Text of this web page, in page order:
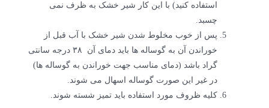
استفاده کنید) با این کار شیر خشک به ظرف نمی
چسبد.
پس از خوب مخلوط شدن شیر خشک با آب قبل از
خوراندن آن به گوساله ها باید دمای آن ۳۸ درجه سانتی
گراد باشد (دمای مناسب جهت خوراندن به گوساله ها)
در غیر این صورت گوساله اسهال می شوند.
کلیه ظروف مورد استفاده باید تمیز شسته شوند.